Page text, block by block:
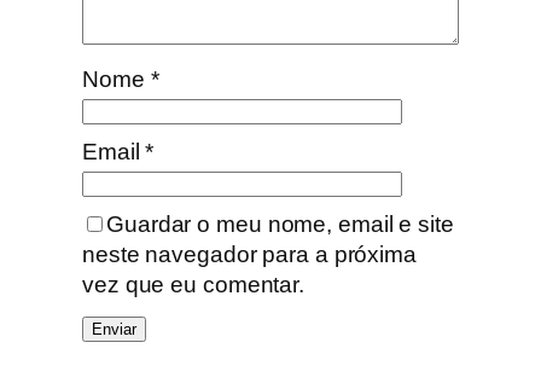
Nome *
Email*
Guardar o meu nome, email e site
neste navegador para a próxima
vez que eu comentar.